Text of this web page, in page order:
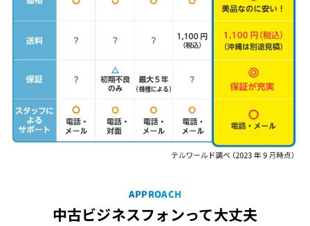
APPROACH
中古ビジネスフォンって大丈夫